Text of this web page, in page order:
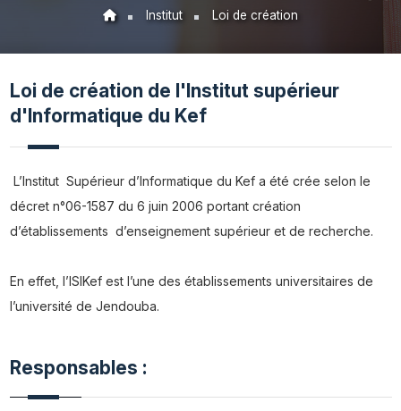
Institut Loi de création
Loi de création de l'Institut supérieur
d'Informatique du Kef
L’Institut Supérieur d’Informatique du Kef a été crée selon le
décret n°06-1587 du 6 juin 2006 portant création
d’établissements d’enseignement supérieur et de recherche.
En effet, l’ISIKef est l’une des établissements universitaires de
l’université de Jendouba.
Responsables :